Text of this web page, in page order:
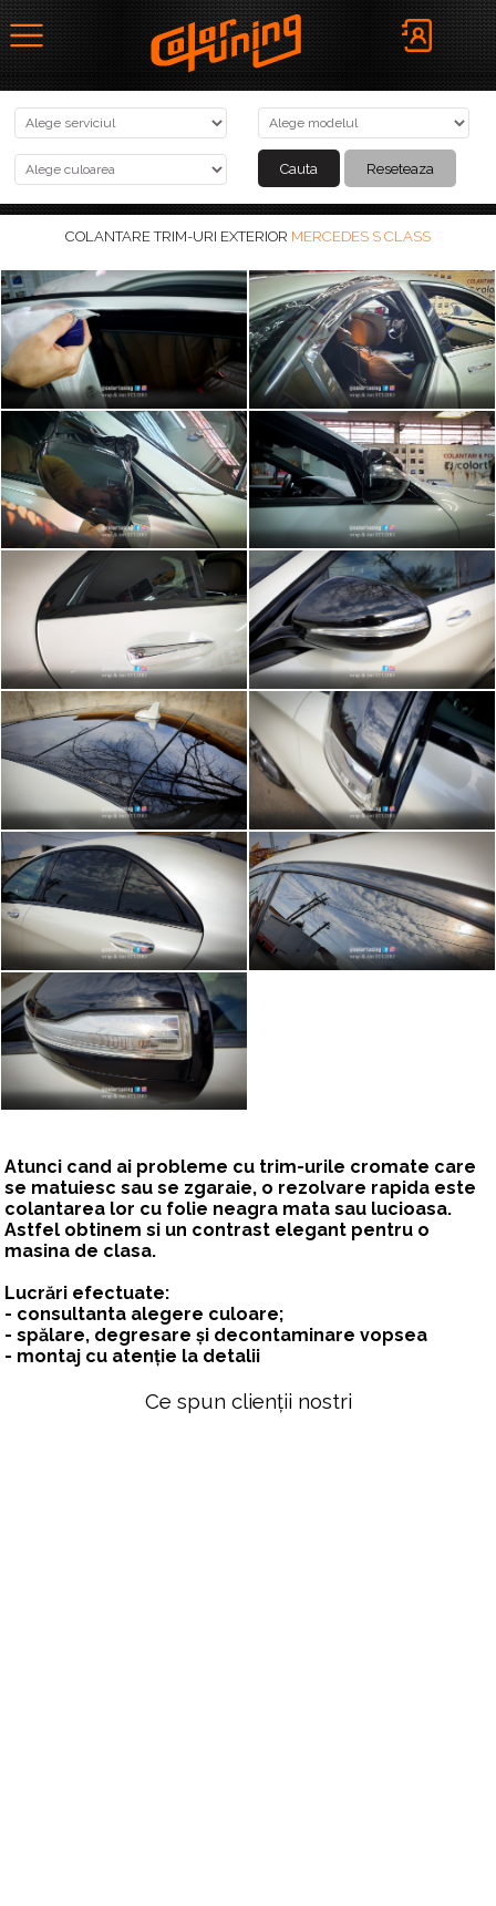
COLANTARE TRIM-URI EXTERIOR MERCEDES S CLASS
Atunci cand ai probleme cu trim-urile cromate care
se matuiesc sau se zgaraie, o rezolvare rapida este
colantarea lor cu folie neagra mata sau lucioasa.
Astfel obtinem si un contrast elegant pentru o
masina de clasa.
Lucrări efectuate:
- consultanta alegere culoare;
- spălare, degresare și decontaminare vopsea
- montaj cu atenție la detalii
Ce spun clienții nostri